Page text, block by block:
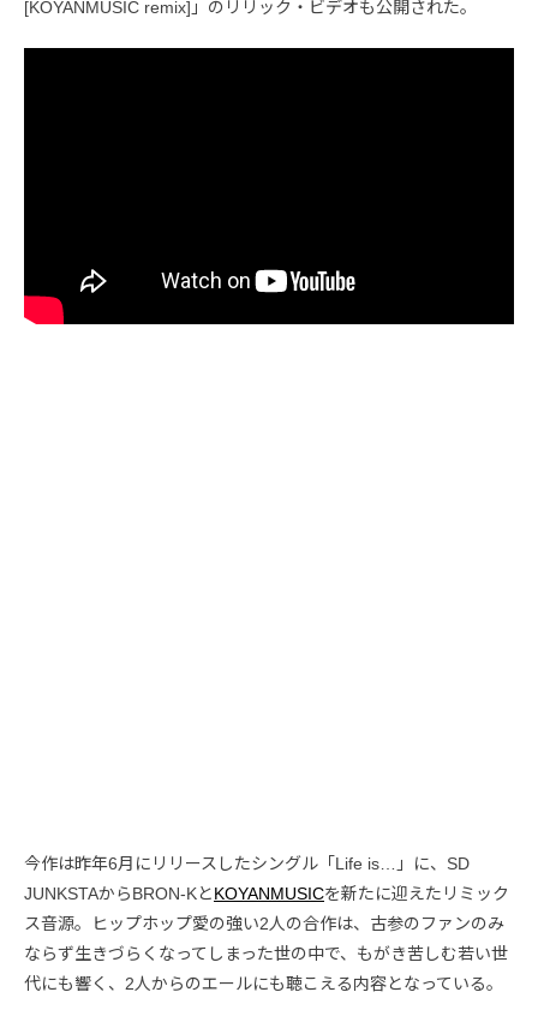
[KOYANMUSIC remix]」のリリック・ビデオも公開された。
今作は昨年6月にリリースしたシングル「Life is…」に、SD
JUNKSTAからBRON-KとKOYANMUSICを新たに迎えたリミック
ス音源。ヒップホップ愛の強い2人の合作は、古参のファンのみ
ならず生きづらくなってしまった世の中で、もがき苦しむ若い世
代にも響く、2人からのエールにも聴こえる内容となっている。